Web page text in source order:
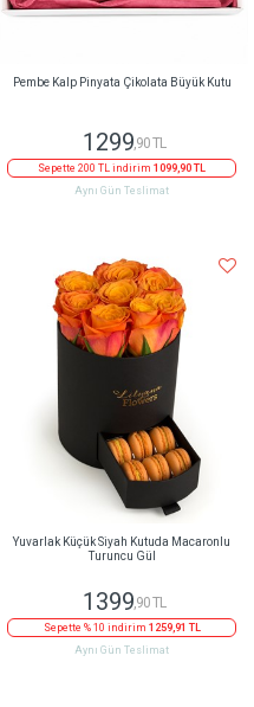
Pembe Kalp Pinyata Çikolata Büyük Kutu
1299,90 TL
Sepette 200 TL indirim 1099,90 TL
Aynı Gün Teslimat
Yuvarlak Küçük Siyah Kutuda Macaronlu
Turuncu Gül
1399,90 TL
Sepette % 10 indirim 1259,91 TL
Aynı Gün Teslimat